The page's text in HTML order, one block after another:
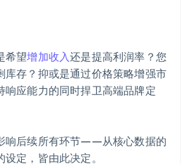
希望增加收入还是提高利润率？您
库存？抑或是通过价格策略增强市
响应能力的同时捍卫高端品牌定
响后续所有环节——从核心数据的
定，皆由此决定。